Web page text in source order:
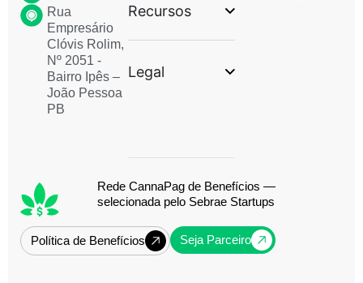
Rua
Empresário
Clóvis Rolim,
Nº 2051 -
Bairro Ipês –
João Pessoa
PB
Recursos
Legal
Rede CannaPag de Benefícios —
selecionada pelo Sebrae Startups
Política de Benefícios Seja Parceiro